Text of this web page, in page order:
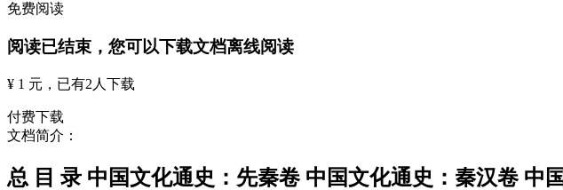
免费阅读
阅读已结束，您可以下载文档离线阅读
¥ 1 元 ，已有2 人下载
付费下载
文档简介：
总 目 录 中国文化通史：先秦卷 中国文化通史：秦汉卷